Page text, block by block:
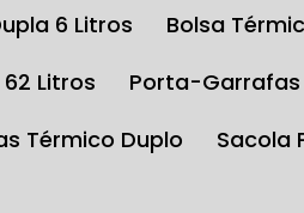
6 Litros
Bolsa
62 Litros
Porta-
Térmico Duplo